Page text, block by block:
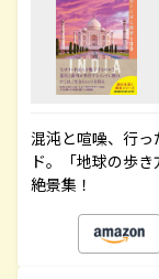
混沌と喧噪、行
ド。「地球の歩
絶景集！